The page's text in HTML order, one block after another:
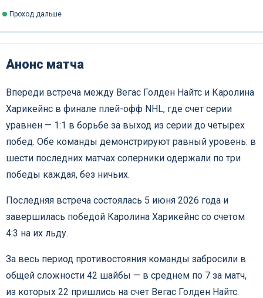
Проход дальше
Анонс матча
Впереди встреча между Вегас Голден Найтс и Каролина
Харикейнс в финале плей-офф NHL, где счет серии
уравнен — 1:1 в борьбе за выход из серии до четырех
побед. Обе команды демонстрируют равный уровень: в
шести последних матчах соперники одержали по три
победы каждая, без ничьих.
Последняя встреча состоялась 5 июня 2026 года и
завершилась победой Каролина Харикейнс со счетом
4:3 на их льду.
За весь период противостояния команды забросили в
общей сложности 42 шайбы — в среднем по 7 за матч,
из которых 22 пришлись на счет Вегас Голден Найтс.